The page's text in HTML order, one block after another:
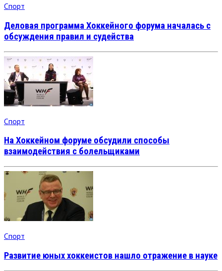
Спорт
Деловая программа Хоккейного форума началась с
обсуждения правил и судейства
Спорт
На Хоккейном форуме обсудили способы
взаимодействия с болельщиками
Спорт
Развитие юных хоккеистов нашло отражение в науке